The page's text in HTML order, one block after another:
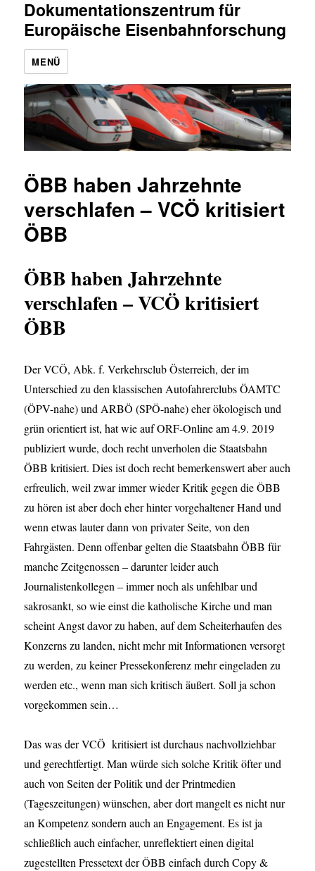
Dokumentationszentrum für
Europäische Eisenbahnforschung
MENÜ
ÖBB haben Jahrzehnte
verschlafen – VCÖ kritisiert
ÖBB
ÖBB haben Jahrzehnte
verschlafen – VCÖ kritisiert
ÖBB
Der VCÖ, Abk. f. Verkehrsclub Österreich, der im
Unterschied zu den klassischen Autofahrerclubs ÖAMTC
(ÖPV-nahe) und ARBÖ (SPÖ-nahe) eher ökologisch und
grün orientiert ist, hat wie auf ORF-Online am 4.9. 2019
publiziert wurde, doch recht unverholen die Staatsbahn
ÖBB kritisiert. Dies ist doch recht bemerkenswert aber auch
erfreulich, weil zwar immer wieder Kritik gegen die ÖBB
zu hören ist aber doch eher hinter vorgehaltener Hand und
wenn etwas lauter dann von privater Seite, von den
Fahrgästen. Denn offenbar gelten die Staatsbahn ÖBB für
manche Zeitgenossen – darunter leider auch
Journalistenkollegen – immer noch als unfehlbar und
sakrosankt, so wie einst die katholische Kirche und man
scheint Angst davor zu haben, auf dem Scheiterhaufen des
Konzerns zu landen, nicht mehr mit Informationen versorgt
zu werden, zu keiner Pressekonferenz mehr eingeladen zu
werden etc., wenn man sich kritisch äußert. Soll ja schon
vorgekommen sein…
Das was der VCÖ kritisiert ist durchaus nachvollziehbar
und gerechtfertigt. Man würde sich solche Kritik öfter und
auch von Seiten der Politik und der Printmedien
(Tageszeitungen) wünschen, aber dort mangelt es nicht nur
an Kompetenz sondern auch an Engagement. Es ist ja
schließlich auch einfacher, unreflektiert einen digital
zugestellten Pressetext der ÖBB einfach durch Copy &